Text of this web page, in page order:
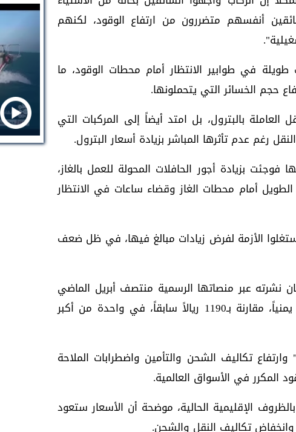
أنفسهم متضررون من ارتفاع الوقود، لكنهم
في طوابير الانتظار أمام محطات الوقود، ما
حجم الخسائر التي يتحملونها.
بالبترول، بل امتد أيضاً إلى المركبات التي
رغم عدم تأثرها المباشر بزيادة أسعار البترول.
بزيادة أجور الحافلات المحولة للعمل بالغاز،
أمام محطات الغاز وقضاء ساعات في الانتظار
الأزمة لفرض زيادات مبالغ فيها، في ظل ضعف
نشرته عبر منصاتها الرسمية منتصف أبريل الماضي
رفع سعر لتر البنزين والديزل إلى 1475 ريالاً يمنياً، مقارنة بـ1190 ريالاً سابقاً، في واحدة من أكبر
وارتفاع تكاليف الشحن والتأمين واضطرابات الملاحة
المكرر في الأسواق العالمية.
الإقليمية الحالية، موضحة أن الأسعار ستعود
وانخفاض تكاليف النقل والشحن.